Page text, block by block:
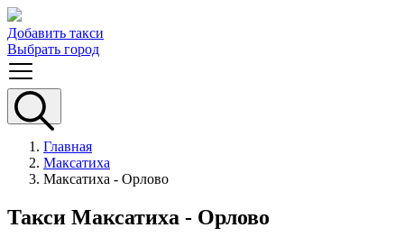
Добавить такси
Выбрать город
Главная
Максатиха
Максатиха - Орлово
Такси Максатиха - Орлово